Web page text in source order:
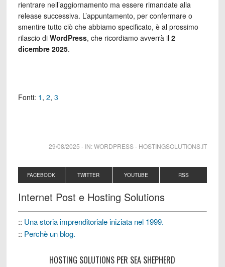
rientrare nell’aggiornamento ma essere rimandate alla
release successiva. L’appuntamento, per confermare o
smentire tutto ciò che abbiamo specificato, è al prossimo
rilascio di WordPress, che ricordiamo avverrà il 2
dicembre 2025.
Fonti: 1 , 2, 3
29/08/2025 - IN:WORDPRESS- HOSTINGSOLUTIONS.IT
FACEBOOK TWITTER YOUTUBE RSS
Internet Post e Hosting Solutions
:: Una storia imprenditoriale iniziata nel 1999.
:: Perchè un blog.
HOSTING SOLUTIONS PER SEA SHEPHERD